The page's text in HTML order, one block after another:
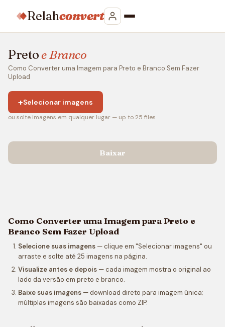
Relahconvert
Pretoe Branco
Como Converter uma Imagem para Preto e Branco Sem Fazer
Upload
+Selecionar imagens
ou solte imagens em qualquer lugar — up to 25 files
Baixar
Como Converter uma Imagem para Preto e
Branco Sem Fazer Upload
Selecione suas imagens — clique em "Selecionar imagens" ou
arraste e solte até 25 imagens na página.
Visualize antes e depois — cada imagem mostra o original ao
lado da versão em preto e branco.
Baixe suas imagens — download direto para imagem única;
múltiplas imagens são baixadas como ZIP.